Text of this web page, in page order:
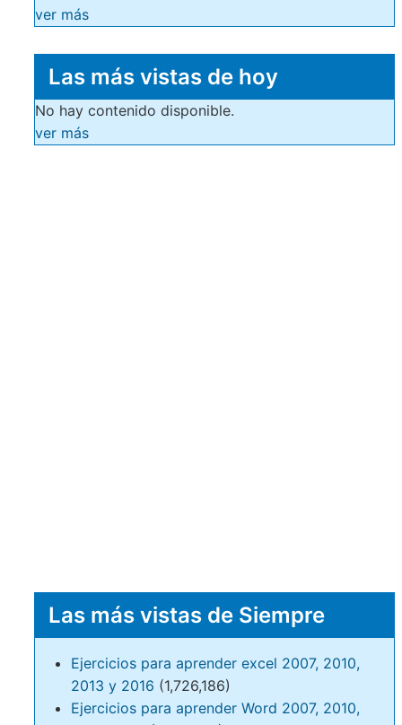
ver más
Las más vistas de hoy
No hay contenido disponible.
ver más
Las más vistas de Siempre
Ejercicios para aprender excel 2007, 2010,
2013 y 2016 (1,726,186)
Ejercicios para aprender Word 2007, 2010,